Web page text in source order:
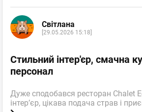
Світлана
[29.05.2026 15:18]
Стильний інтер'єр, смачна
персонал
Дуже сподобався ресторан Chalet
інтер’єр, цікава подача страв і